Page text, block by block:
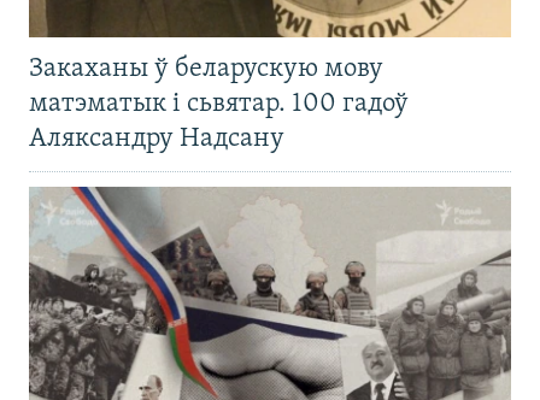
Закаханы ў беларускую мову
матэматык і сьвятар. 100 гадоў
Аляксандру Надсану